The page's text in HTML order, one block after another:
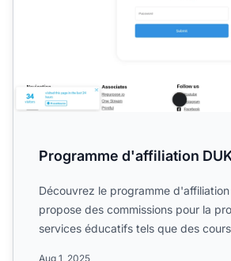
Programme d'affiliation
Découvrez le programme
propose des commissions pour la
services éducatifs tels que des
Aug 1, 2025